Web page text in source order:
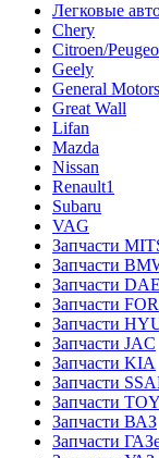
Легковые
Chery
Citroen/
Geely
General Motors
Great Wall
Lifan
Mazda
Nissan
Renault1
Subaru
VAG
Запчасти
Запчасти
Запчасти
Запчасти
Запчасти
Запчасти JAC
Запчасти KIA
Запчасти
Запчасти
Запчасти ВАЗ
Запчасти